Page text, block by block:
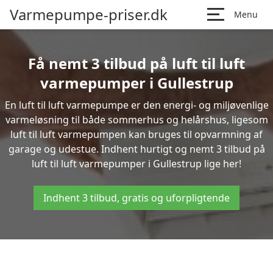
Varmepumpe-priser.dk Menu
Få nemt 3 tilbud på luft til luft
varmepumper i Gullestrup
En luft til luft varmepumpe er den energi- og miljøvenlige
varmeløsning til både sommerhus og helårshus, ligesom
luft til luft varmepumpen kan bruges til opvarmning af
garage og udestue. Indhent hurtigt og nemt 3 tilbud på
luft til luft varmepumper i Gullestrup lige her!
Indhent 3 tilbud, gratis og uforpligtende